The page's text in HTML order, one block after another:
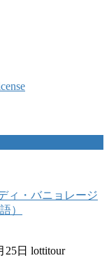
ィ・バニョレージ
）
25日 lottitour